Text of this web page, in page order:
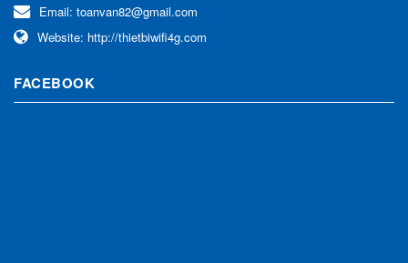
Email: toanvan82@gmail.com
Website: http://thietbiwifi4g.com
FACEBOOK